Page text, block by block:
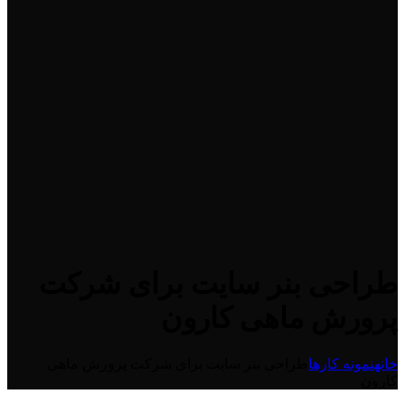
خانهنمونه کارها